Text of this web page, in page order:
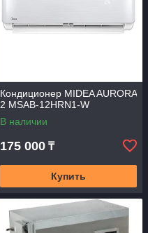
Кондиционер MIDEA AURORA
2 MSAB-12HRN1-W
В наличии
175 000 ₸
Купить